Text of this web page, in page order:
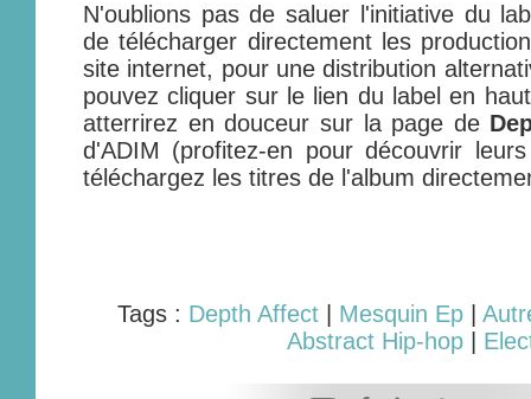
N'oublions pas de saluer l'initiative du
de télécharger directement les
site internet, pour une distribution
pouvez cliquer sur le lien du label en
atterrirez en douceur sur la page de
d'ADIM (profitez-en pour découvrir
téléchargez les titres de l'album
Tags : Depth Affect Mesquin Ep
Abstract Hip-hop